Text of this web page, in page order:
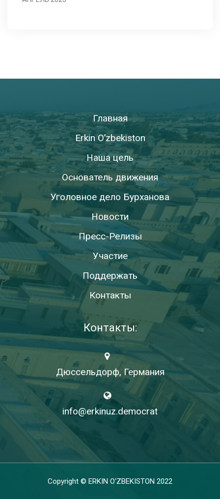
Главная
Erkin O’zbekiston
Наша цель
Основатель движения
Уголовное дело Бурханова
Новости
Пресс-Релизы
Участие
Поддержать
Контакты
Контакты:
Дюссельдорф, Германия
info@erkinuz.democrat
Copyright © ERKIN O'ZBEKISTON 2022